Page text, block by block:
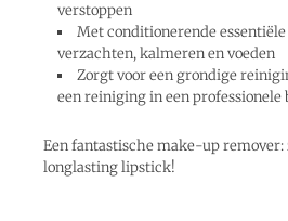
verstoppen
Met conditionerende
verzachten, kalmeren en voeden
Zorgt voor een grondige
een reiniging in een professionele
Een fantastische make-up remover:
longlasting lipstick!